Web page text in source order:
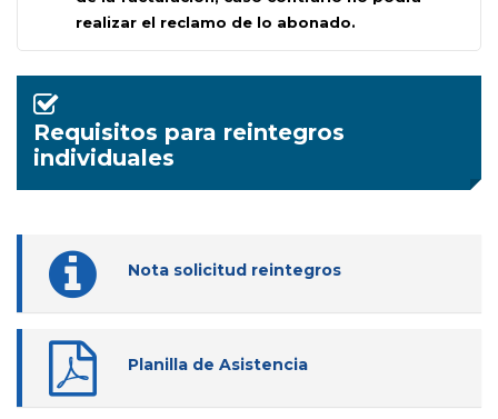
realizar el reclamo de lo abonado.
Requisitos para reintegros
individuales
Nota solicitud reintegros
Planilla de Asistencia